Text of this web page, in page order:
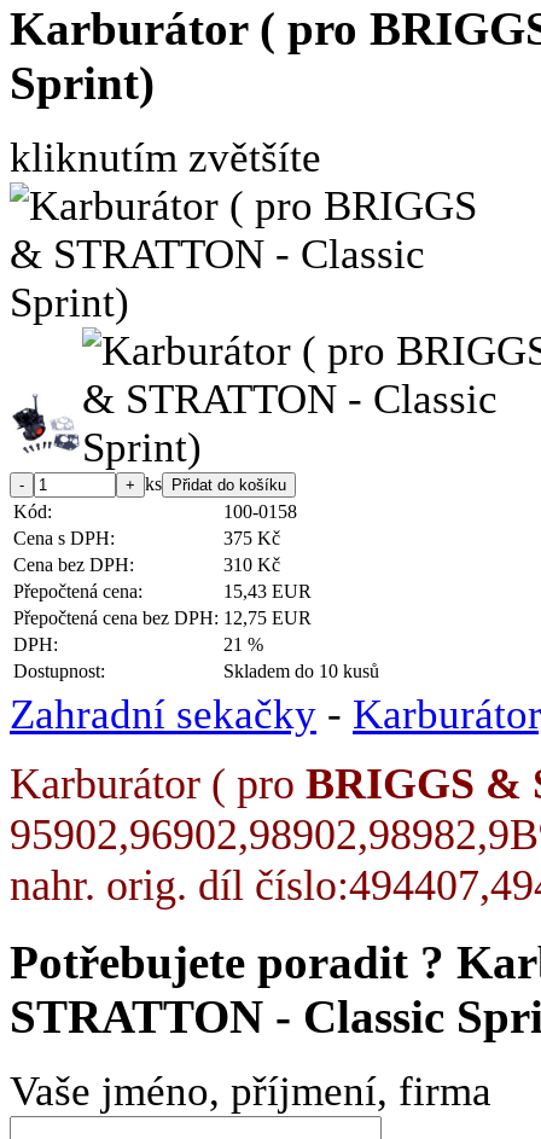
Karburátor ( pro
Sprint)
kliknutím zvětšíte
ks
Kód:
100-0158
Cena s DPH:
375 Kč
Cena bez DPH:
310 Kč
Přepočtená cena:
15,43 EUR
Přepočtená cena bez DPH: 12,75 EUR
DPH:
21 %
Dostupnost:
Skladem do 10 kusů
Zahradní sekačky -
Karburátor ( pro BRIGGS &
nahr. orig. díl
Potřebujete poradit ?
STRATTON - Classic
Vaše jméno, příjmení, firma